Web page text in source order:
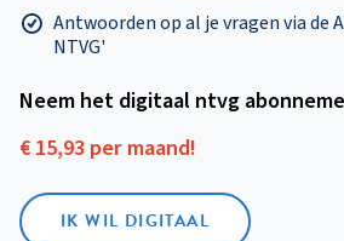
Antwoorden op al je vragen via de
NTVG'
Neem het digitaal ntvg
€ 15,93 per maand!
IK WIL DIGITAAL